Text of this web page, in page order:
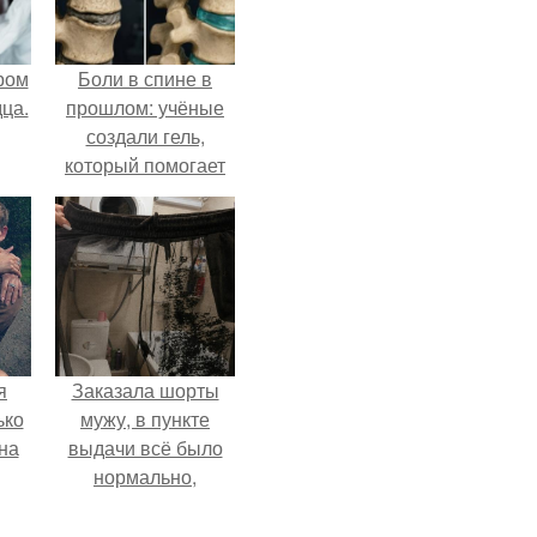
Боли в спине в
прошлом: учёные
создали гель,
который помогает
восстанавливать
межпозвоночные
диски.
Заказала шорты
мужу, в пункте
выдачи всё было
нормально,